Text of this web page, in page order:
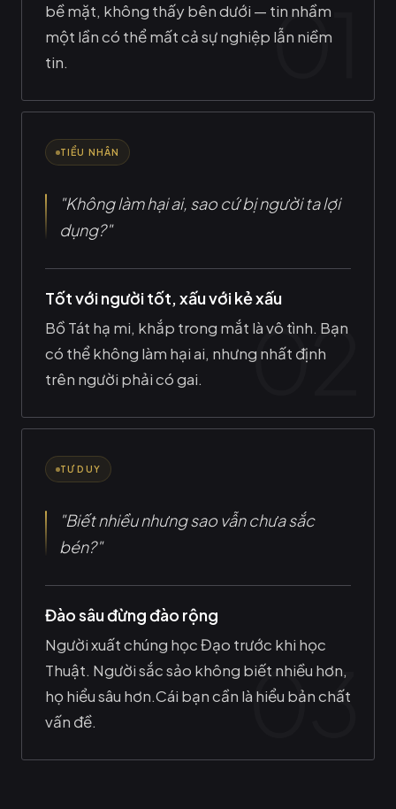
bề mặt, không thấy bên dưới — tin nhầm
một lần có thể mất cả sự nghiệp lẫn niềm
tin.
TIỂU NHÂN
"Không làm hại ai, sao cứ bị người ta lợi
dụng?"
Tốt với người tốt, xấu với kẻ xấu
Bồ Tát hạ mi, khắp trong mắt là vô tình. Bạn
có thể không làm hại ai, nhưng nhất định
trên người phải có gai.
TƯ DUY
"Biết nhiều nhưng sao vẫn chưa sắc
bén?"
Đào sâu đừng đào rộng
Người xuất chúng học Đạo trước khi học
Thuật. Người sắc sảo không biết nhiều hơn,
họ hiểu sâu hơn.Cái bạn cần là hiểu bản chất
vấn đề.